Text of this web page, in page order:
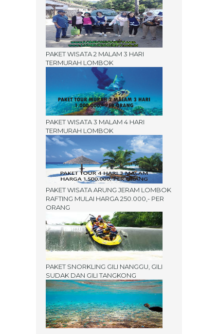
PAKET WISATA 2 MALAM 3 HARI
TERMURAH LOMBOK
PAKET WISATA 3 MALAM 4 HARI
TERMURAH LOMBOK
PAKET WISATA ARUNG JERAM LOMBOK
RAFTING MULAI HARGA 250.000,- PER
ORANG
PAKET SNORKLING GILI NANGGU, GILI
SUDAK DAN GILI TANGKONG